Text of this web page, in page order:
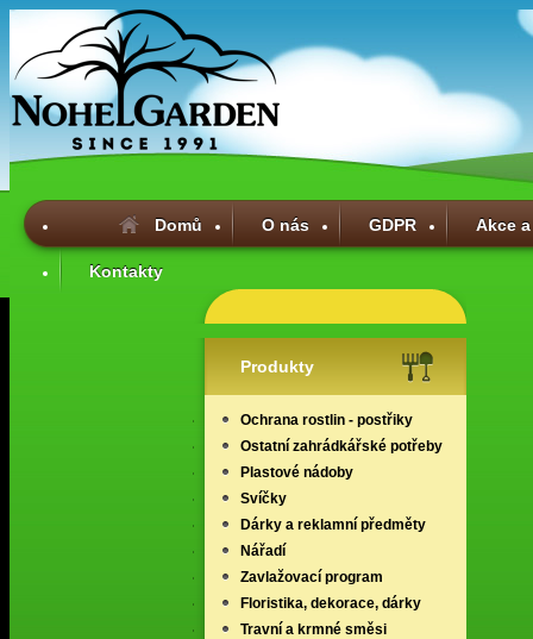
Domů O nás GDPR Akce
Kontakty
Produkty
Ochrana rostlin - postřiky
Ostatní zahrádkářské potřeby
Plastové nádoby
Svíčky
Dárky a reklamní předměty
Nářadí
Zavlažovací program
Floristika, dekorace, dárky
Travní a krmné směsi